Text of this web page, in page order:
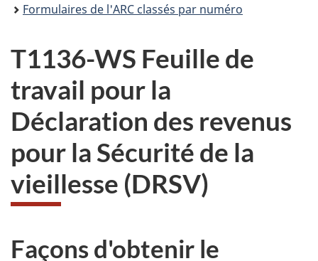
Formulaires de l'ARC classés par numéro
T1136-WS Feuille de
travail pour la
Déclaration des revenus
pour la Sécurité de la
vieillesse (DRSV)
Façons d'obtenir le